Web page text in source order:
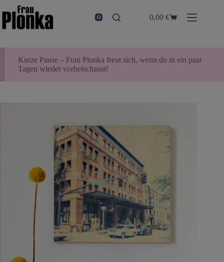
Inhalt
springen
Warenkorb
0,00€
Kurze Pause – Frau Plonka freut sich, wenn du in ein paar
Tagen wieder vorbeischaust!